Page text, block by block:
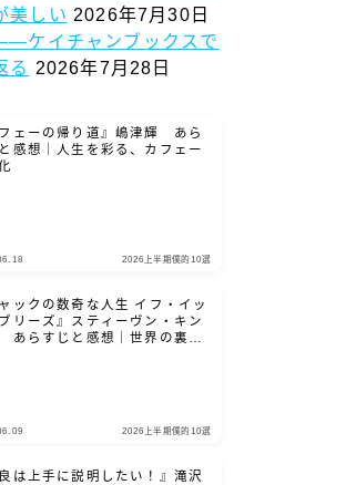
美しい 2026年7月30日
ケイチャンブックスで
る 2026年7月28日
フェーの帰り道』嶋津輝 あら
感想｜人生を彩る、カフェー
2026上半期僕的10選
ャックの数奇な人生 イフ・イッ
リーズ』スティーヴン・キン
らすじと感想｜世界の裏側
2026上半期僕的10選
良は上手に説明したい！』滝沢